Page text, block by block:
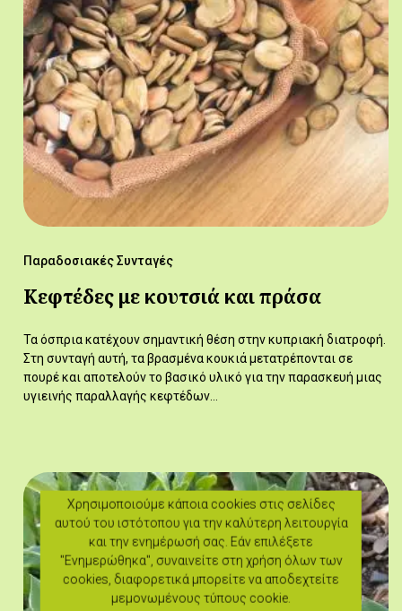
Παραδοσιακές Συνταγές
Κεφτέδες με κουτσιά και πράσα
Τα όσπρια κατέχουν σημαντική θέση στην κυπριακή διατροφή.
Στη συνταγή αυτή, τα βρασμένα κουκιά μετατρέπονται σε
πουρέ και αποτελούν το βασικό υλικό για την παρασκευή μιας
υγιεινής παραλλαγής κεφτέδων…
Χρησιμοποιούμε κάποια cookies στις σελίδες
αυτού του ιστότοπου για την καλύτερη λειτουργία
και την ενημέρωσή σας. Εάν επιλέξετε
"Ενημερώθηκα", συναινείτε στη χρήση όλων των
cookies, διαφορετικά μπορείτε να αποδεχτείτε
μεμονωμένους τύπους cookie.